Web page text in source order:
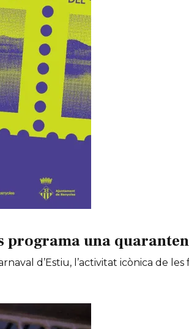
programa una
d’Estiu, l’activitat icònica de